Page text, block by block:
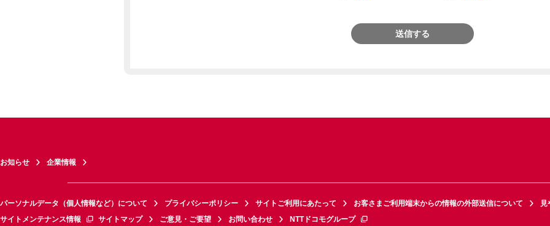
送信する
お知らせ 企業情報
パーソナルデータ（個人情報など）について プライバシーポリシー サイトご利用にあたって お客さまご利用端末からの情報の外部送信について
見
サイトメンテナンス情報
サイトマップ ご意見・ご要望 お問い合わせ NTTドコモグループ